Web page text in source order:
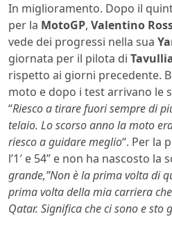
In miglioramento. Dopo il
per la MotoGP, Valentino
vede dei progressi nella sua
giornata per il pilota di
rispetto ai giorni precedente.
moto e dopo i test arrivano le
“Riesco a tirare fuori sempre di
telaio. Lo scorso anno la moto
riesco a guidare meglio“. Per la
l’1′ e 54” e non ha nascosto la
grande,”Non è la prima volta di
prima volta della mia carriera
Qatar. Significa che ci sono e sto